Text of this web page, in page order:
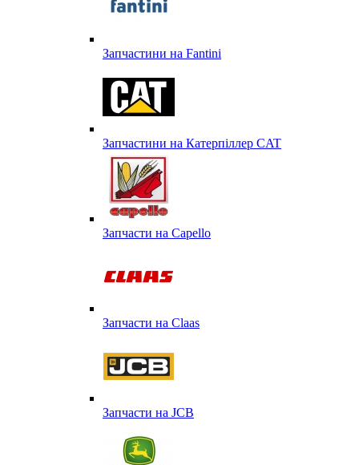
Запчастини на Fantini
Запчастини на Катерпіллер CAT
Запчасти на Capello
Запчасти на Сlaas
Запчасти на JCB